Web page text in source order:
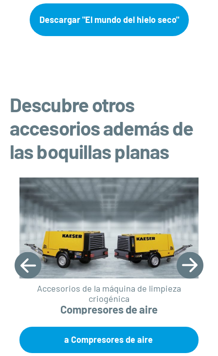
Descargar "El mundo del hielo seco"
Descubre otros
accesorios además de
las boquillas planas
Accesorios de la máquina de limpieza
criogénica
Compresores de aire
a Compresores de aire